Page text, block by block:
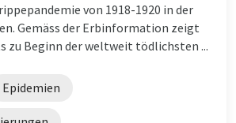
von 1918-1920 in der
Gemäss der Erbinformation zeigt
zu Beginn der weltweit tödlichsten ...
Epidemien